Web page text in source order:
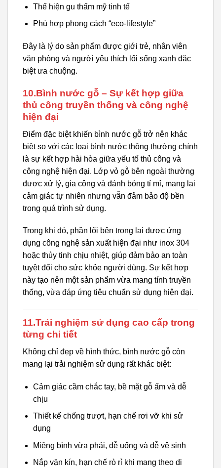
Thể hiện gu thẩm mỹ tinh tế
Phù hợp phong cách “eco-lifestyle”
Đây là lý do sản phẩm được giới trẻ, nhân viên
văn phòng và người yêu thích lối sống xanh đặc
biệt ưa chuộng.
10.Bình nước gỗ – Sự kết hợp giữa
thủ công truyền thống và công nghệ
hiện đại
Điểm đặc biệt khiến bình nước gỗ trở nên khác
biệt so với các loại bình nước thông thường chính
là sự kết hợp hài hòa giữa yếu tố thủ công và
công nghệ hiện đại. Lớp vỏ gỗ bên ngoài thường
được xử lý, gia công và đánh bóng tỉ mỉ, mang lại
cảm giác tự nhiên nhưng vẫn đảm bảo độ bền
trong quá trình sử dụng.
Trong khi đó, phần lõi bên trong lại được ứng
dụng công nghệ sản xuất hiện đại như inox 304
hoặc thủy tinh chịu nhiệt, giúp đảm bảo an toàn
tuyệt đối cho sức khỏe người dùng. Sự kết hợp
này tạo nên một sản phẩm vừa mang tính truyền
thống, vừa đáp ứng tiêu chuẩn sử dụng hiện đại.
11.Trải nghiệm sử dụng cao cấp trong
từng chi tiết
Không chỉ đẹp về hình thức, bình nước gỗ còn
mang lại trải nghiệm sử dụng rất khác biệt:
Cảm giác cầm chắc tay, bề mặt gỗ ấm và dễ
chịu
Thiết kế chống trượt, hạn chế rơi vỡ khi sử
dụng
Miệng bình vừa phải, dễ uống và dễ vệ sinh
Nắp vặn kín, hạn chế rò rỉ khi mang theo di